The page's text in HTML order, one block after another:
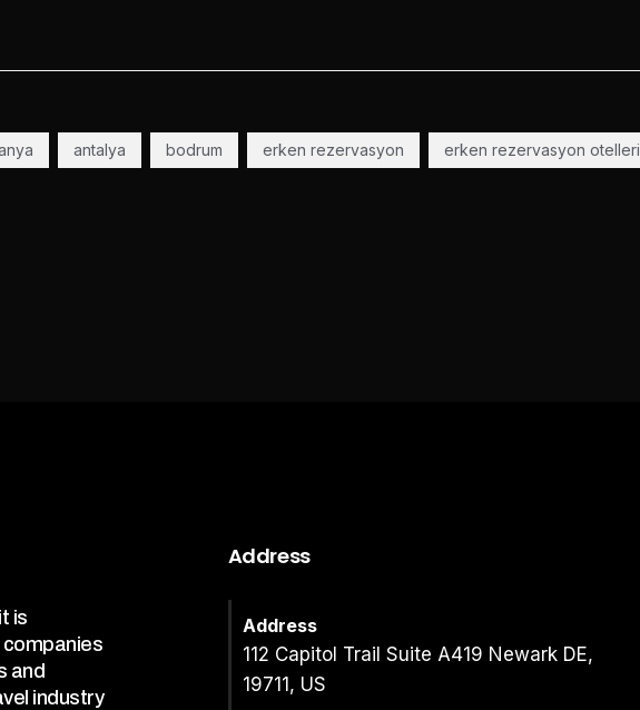
antalya bodrum erken rezervasyon erken rezervasyon otelleri
is
and
industry
Address
Address
112 Capitol Trail Suite A419 Newark DE,
19711, US